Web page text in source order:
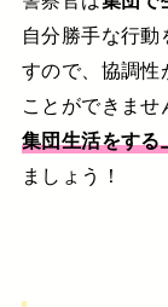
自分勝手な行
すので、協調性
ことができませ
集団生活をす
ましょう！